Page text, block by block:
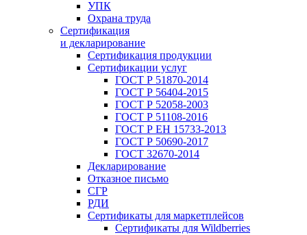
УПК
Охрана труда
Сертификация
и декларирование
Сертификация продукции
Сертификации услуг
ГОСТ Р 51870-2014
ГОСТ Р 56404-2015
ГОСТ Р 52058-2003
ГОСТ Р 51108-2016
ГОСТ Р ЕН 15733-2013
ГОСТ Р 50690-2017
ГОСТ 32670-2014
Декларирование
Отказное письмо
СГР
РДИ
Сертификаты для маркетплейсов
Сертификаты для Wildberries